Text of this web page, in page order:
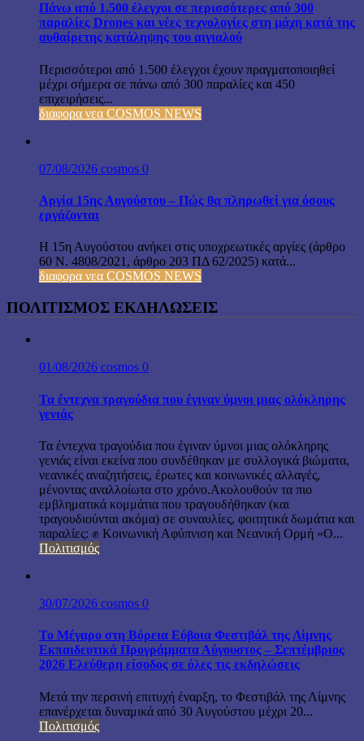
Πάνω από 1.500 έλεγχοι σε περισσότερες από 300
παραλίες Drones και νέες τεχνολογίες στη μάχη κατά της
αυθαίρετης κατάληψης του αιγιαλού
Περισσότεροι από 1.500 έλεγχοι έχουν πραγματοποιηθεί
μέχρι σήμερα σε πάνω από 300 παραλίες και 450
επιχειρήσεις...
διαφορα νεα COSMOS NEWS
07/08/2026 cosmos 0
Αργία 15ης Αυγούστου – Πώς θα πληρωθεί για όσους
εργάζονται
Η 15η Αυγούστου ανήκει στις υποχρεωτικές αργίες (άρθρο
60 Ν. 4808/2021, άρθρο 203 ΠΔ 62/2025) κατά...
διαφορα νεα COSMOS NEWS
ΠΟΛΙΤΙΣΜΟΣ ΕΚΔΗΛΩΣΕΙΣ
01/08/2026 cosmos 0
Τα έντεχνα τραγούδια που έγιναν ύμνοι μιας ολόκληρης
γενιάς
Τα έντεχνα τραγούδια που έγιναν ύμνοι μιας ολόκληρης
γενιάς είναι εκείνα που συνδέθηκαν με συλλογικά βιώματα,
νεανικές αναζητήσεις, έρωτες και κοινωνικές αλλαγές,
μένοντας αναλλοίωτα στο χρόνο.Ακολουθούν τα πιο
εμβληματικά κομμάτια που τραγουδήθηκαν (και
τραγουδιούνται ακόμα) σε συναυλίες, φοιτητικά δωμάτια και
παραλίες: ✊ Κοινωνική Αφύπνιση και Νεανική Ορμή «Ο...
Πολιτισμός
30/07/2026 cosmos 0
Το Μέγαρο στη Βόρεια Εύβοια Φεστιβάλ της Λίμνης
Εκπαιδευτικά Προγράμματα Αύγουστος – Σεπτέμβριος
2026 Ελεύθερη είσοδος σε όλες τις εκδηλώσεις
Μετά την περσινή επιτυχή έναρξη, το Φεστιβάλ της Λίμνης
επανέρχεται δυναμικά από 30 Αυγούστου μέχρι 20...
Πολιτισμός